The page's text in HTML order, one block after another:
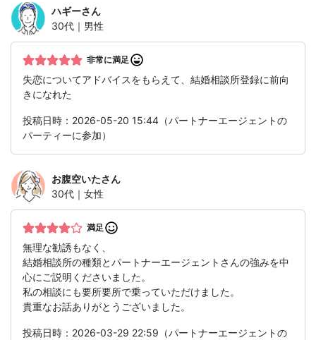
ハギーさん
30代｜男性
非常に満足
失恋についてアドバイスをもらえて、結婚相談所登録に前向
きになれた
投稿日時：2026-05-20 15:44（パートナーエージェントの
パーティーに参加）
お腹空いたさん
30代｜女性
満足
無理な勧誘もなく、
結婚相談所の種類とパートナーエージェントさんの強みを中
心にご説明くださいました。
私の相談にも要所要所で乗っていただけました。
貴重なお話ありがとうございました。
投稿日時：2026-03-29 22:59（パートナーエージェントの